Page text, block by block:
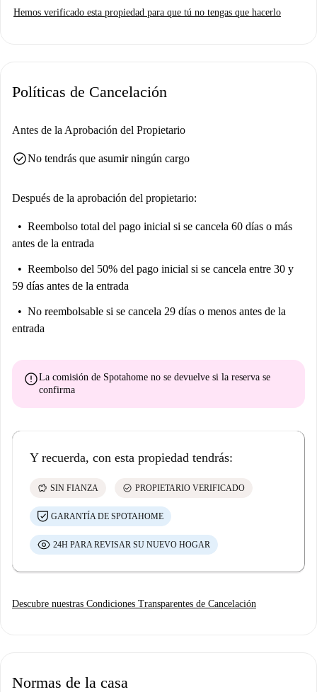
que garantiza la comodidad de los amantes de la cocina. Los gastos de
Situado en Palacio, Madrid, este apartamento está inmerso en el vibrante
atracciones turísticas como la Estatua de Ataúlfo, el Monumento a D.
rica iluminación cultural a su puerta.
Hemos verificado esta propiedad para que tú no tengas que hacerlo
Políticas de Cancelación
Antes de la Aprobación del Propietario
check_circleNo tendrás que asumir ningún cargo
Después de la aprobación del propietario:
Reembolso total del pago inicial si se cancela 60 días o más
antes de la entrada
Reembolso del 50% del pago inicial si se cancela entre 30 y
59 días antes de la entrada
No reembolsable si se cancela 29 días o menos antes de la
entrada
errorLa comisión de Spotahome no se devuelve si la reserva se
confirma
Y recuerda, con esta propiedad tendrás:
savings SIN FIANZA check_circle PROPIETARIO VERIFICADO
GARANTÍA DE SPOTAHOME
24H PARA REVISAR SU NUEVO HOGAR
Descubre nuestras Condiciones Transparentes de Cancelación
Normas de la casa